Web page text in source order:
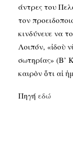
άντρες του
τον
κινδύνευε να
Λοιπόν, «ἰδοὺ
σωτηρίας» (Β’
καιρὸν ὅτι αἱ
Πηγή εδώ